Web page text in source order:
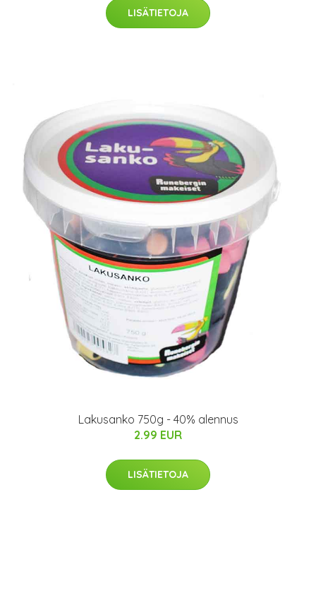
LISÄTIETOJA
Lakusanko 750g - 40% alennus
2.99 EUR
LISÄTIETOJA